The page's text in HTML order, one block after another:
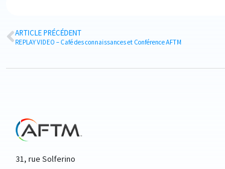
ARTICLE PRÉCÉDENT
REPLAY VIDEO – Café des connaissances et Conférence AFTM
31, rue Solferino